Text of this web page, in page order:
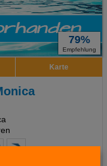
79%
Empfehlung
Karte